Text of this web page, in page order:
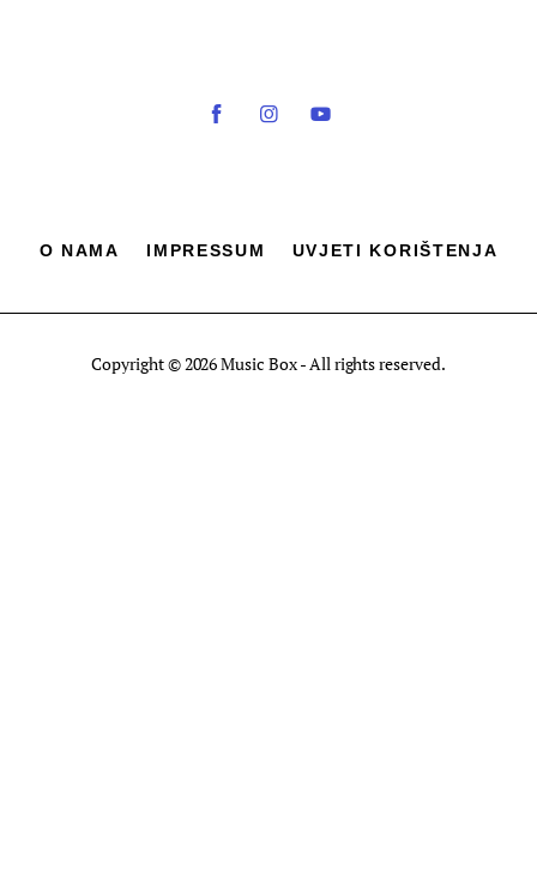
O NAMA IMPRESSUM UVJETI KORIŠTENJA
Copyright © 2026 Music Box - All rights reserved.